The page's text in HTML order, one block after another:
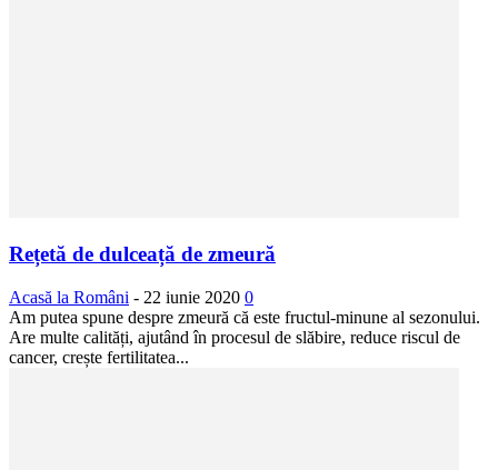
Rețetă de dulceață de zmeură
Acasă la Români - 22 iunie 2020 0
Am putea spune despre zmeură că este fructul-minune al sezonului.
Are multe calități, ajutând în procesul de slăbire, reduce riscul de
cancer, crește fertilitatea...